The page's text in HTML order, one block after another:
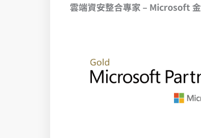
雲端資安整合專家 – Microsoft